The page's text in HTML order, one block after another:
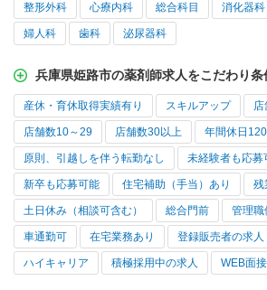
整形外科 心療内科 総合科目 消化器科
婦人科 歯科 泌尿器科
兵庫県姫路市の薬剤師求人をこだわり条
産休・育休取得実績有り スキルアップ
店舗数10～29 店舗数30以上 年間休日
原則、引越しを伴う転勤なし 未経験者も応募
新卒も応募可能 住宅補助（手当）あり 残
土日休み（相談可含む） 総合門前 管理職
車通勤可 在宅業務あり 登録販売者の求人
ハイキャリア 積極採用中の求人 WEB面